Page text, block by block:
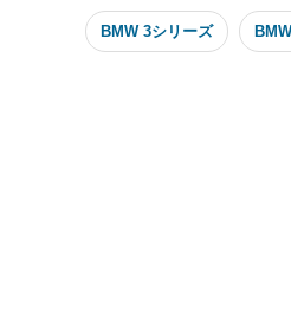
BMW 3シリーズ